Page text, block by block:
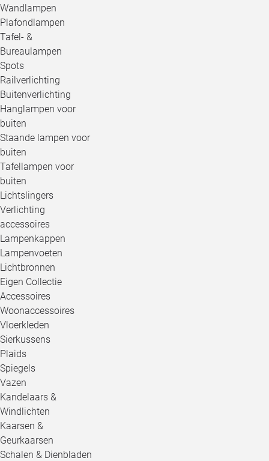
Wandlampen
Plafondlampen
Tafel- &
Bureaulampen
Spots
Railverlichting
Buitenverlichting
Hanglampen voor
buiten
Staande lampen voor
buiten
Tafellampen voor
buiten
Lichtslingers
Verlichting
accessoires
Lampenkappen
Lampenvoeten
Lichtbronnen
Eigen Collectie
Accessoires
Woonaccessoires
Vloerkleden
Sierkussens
Plaids
Spiegels
Vazen
Kandelaars &
Windlichten
Kaarsen &
Geurkaarsen
Schalen & Dienbladen